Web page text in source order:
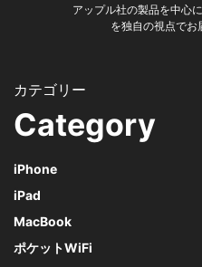
アップル社の製品を中心
を独自の視点でお
Category
iPhone
iPad
MacBook
ポケットWiFi